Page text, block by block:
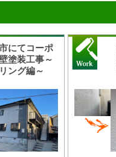
にてコーポ
塗装工事～
ング編～